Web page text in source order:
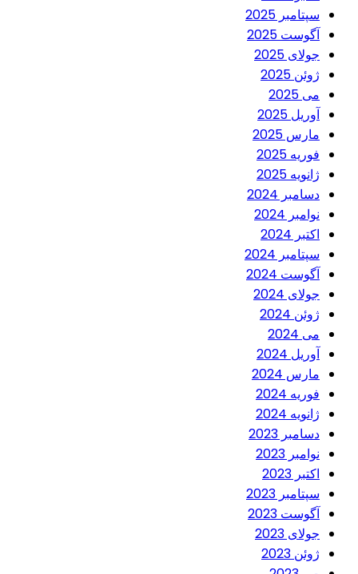
سپتامبر 2025
آگوست 2025
جولای 2025
ژوئن 2025
می 2025
آوریل 2025
مارس 2025
فوریه 2025
ژانویه 2025
دسامبر 2024
نوامبر 2024
اکتبر 2024
سپتامبر 2024
آگوست 2024
جولای 2024
ژوئن 2024
می 2024
آوریل 2024
مارس 2024
فوریه 2024
ژانویه 2024
دسامبر 2023
نوامبر 2023
اکتبر 2023
سپتامبر 2023
آگوست 2023
جولای 2023
ژوئن 2023